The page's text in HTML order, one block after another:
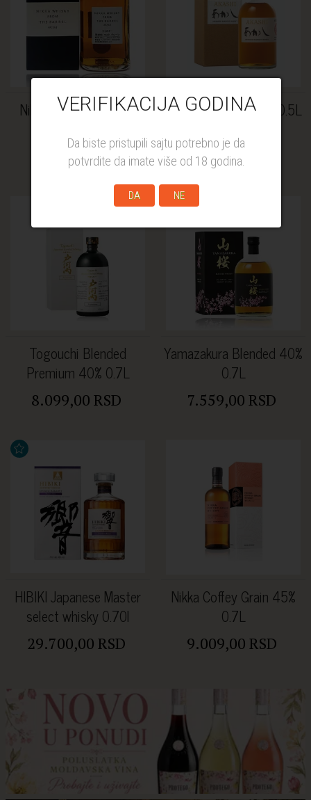
VERIFIKACIJA GODINA
Da biste pristupili sajtu potrebno je da
potvrdite da imate više od 18 godina.
DA NE
Nikka From the Barrel
6.791,00 RSD
Akashi Blended 40% 0.5L
4.989,00 RSD
Togouchi Blended
Premium 40% 0.7L
8.099,00 RSD
Yamazakura Blended 40%
0.7L
7.559,00 RSD
HIBIKI Japanese Master
select whisky 0.70l
29.700,00 RSD
Nikka Coffey Grain 45%
0.7L
9.009,00 RSD